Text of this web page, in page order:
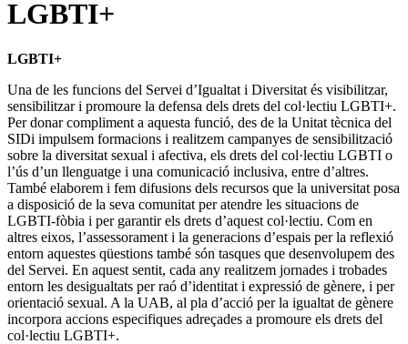
LGBTI+
LGBTI+
Una de les funcions del Servei d’Igualtat i Diversitat és visibilitzar,
sensibilitzar i promoure la defensa dels drets del col·lectiu LGBTI+.
Per donar compliment a aquesta funció, des de la Unitat tècnica del
SIDi impulsem formacions i realitzem campanyes de sensibilització
sobre la diversitat sexual i afectiva, els drets del col·lectiu LGBTI o
l’ús d’un llenguatge i una comunicació inclusiva, entre d’altres.
També elaborem i fem difusions dels recursos que la universitat posa
a disposició de la seva comunitat per atendre les situacions de
LGBTI-fòbia i per garantir els drets d’aquest col·lectiu. Com en
altres eixos, l’assessorament i la generacions d’espais per la reflexió
entorn aquestes qüestions també són tasques que desenvolupem des
del Servei. En aquest sentit, cada any realitzem jornades i trobades
entorn les desigualtats per raó d’identitat i expressió de gènere, i per
orientació sexual. A la UAB, al pla d’acció per la igualtat de gènere
incorpora accions especifiques adreçades a promoure els drets del
col·lectiu LGBTI+.